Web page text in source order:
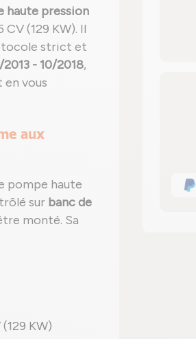
haute pression
(129 KW). Il
strict et
2013 - 10/2018,
vous
aux
pompe haute
sur banc de
monté. Sa
KW)